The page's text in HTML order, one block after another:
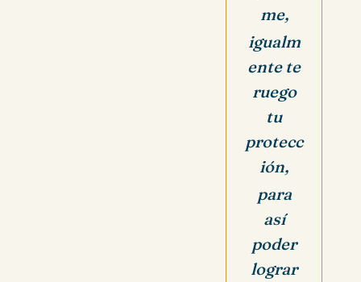
me,
igualm
ente te
ruego
tu
protecc
ión,
para
así
poder
lograr